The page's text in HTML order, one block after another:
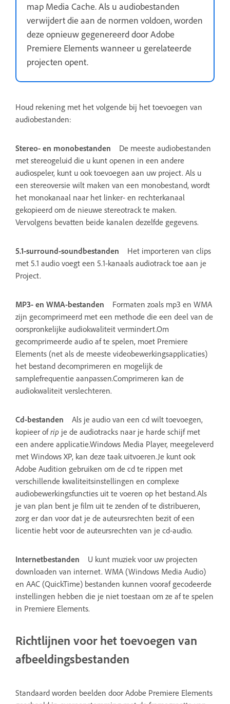
map Media Cache. Als u audiobestanden
verwijdert die aan de normen voldoen, worden
deze opnieuw gegenereerd door Adobe
Premiere Elements wanneer u gerelateerde
projecten opent.
Houd rekening met het volgende bij het toevoegen van
audiobestanden:
Stereo- en monobestanden
De meeste audiobestanden
met stereogeluid die u kunt openen in een andere
audiospeler, kunt u ook toevoegen aan uw project. Als u
een stereoversie wilt maken van een monobestand, wordt
het monokanaal naar het linker- en rechterkanaal
gekopieerd om de nieuwe stereotrack te maken.
Vervolgens bevatten beide kanalen dezelfde gegevens.
5.1-surround-soundbestanden
Het importeren van clips
met 5.1 audio voegt een 5.1-kanaals audiotrack toe aan je
Project.
MP3- en WMA-bestanden
Formaten zoals mp3 en WMA
zijn gecomprimeerd met een methode die een deel van de
oorspronkelijke audiokwaliteit vermindert.Om
gecomprimeerde audio af te spelen, moet Premiere
Elements (net als de meeste videobewerkingsapplicaties)
het bestand decomprimeren en mogelijk de
samplefrequentie aanpassen.Comprimeren kan de
audiokwaliteit verslechteren.
Cd-bestanden
Als je audio van een cd wilt toevoegen,
kopieer ofrip je de audiotracks naar je harde schijf met
een andere applicatie.Windows Media Player, meegeleverd
met Windows XP, kan deze taak uitvoeren.Je kunt ook
Adobe Audition gebruiken om de cd te rippen met
verschillende kwaliteitsinstellingen en complexe
audiobewerkingsfuncties uit te voeren op het bestand.Als
je van plan bent je film uit te zenden of te distribueren,
zorg er dan voor dat je de auteursrechten bezit of een
licentie hebt voor de auteursrechten van je cd-audio.
Internetbestanden
U kunt muziek voor uw projecten
downloaden van internet. WMA (Windows Media Audio)
en AAC (QuickTime) bestanden kunnen vooraf gecodeerde
instellingen hebben die je niet toestaan om ze af te spelen
in Premiere Elements.
Richtlijnen voor het toevoegen van
afbeeldingsbestanden
Standaard worden beelden door Adobe Premiere Elements